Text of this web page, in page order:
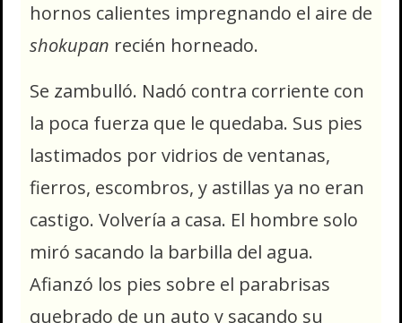
hornos calientes impregnando el aire de
shokupan recién horneado.
Se zambulló. Nadó contra corriente con
la poca fuerza que le quedaba. Sus pies
lastimados por vidrios de ventanas,
fierros, escombros, y astillas ya no eran
castigo. Volvería a casa. El hombre solo
miró sacando la barbilla del agua.
Afianzó los pies sobre el parabrisas
quebrado de un auto y sacando su